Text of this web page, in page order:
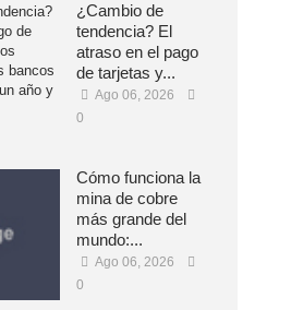
¿Cambio de
tendencia? El
atraso en el pago
de tarjetas y...
Ago 06, 2026
0
Cómo funciona la
mina de cobre
más grande del
mundo:...
Ago 06, 2026
0